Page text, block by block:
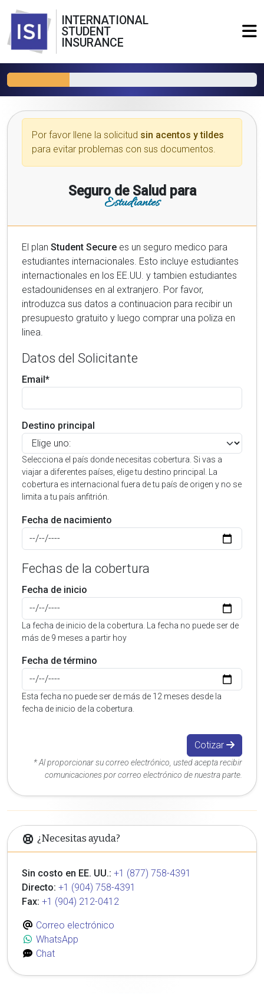
INTERNATIONAL
STUDENT
INSURANCE
Por favor llene la solicitud sin acentos y tildes
para evitar problemas con sus documentos.
Seguro de Salud para
Estudiantes
El plan Student Secure es un seguro medico para
estudiantes internacionales. Esto incluye estudiantes
internactionales en los EE.UU. y tambien estudiantes
estadounidenses en al extranjero. Por favor,
introduzca sus datos a continuacion para recibir un
presupuesto gratuito y luego comprar una poliza en
linea.
Datos del Solicitante
Email*
Destino principal
Selecciona el país donde necesitas cobertura. Si vas a
viajar a diferentes países, elige tu destino principal. La
cobertura es internacional fuera de tu país de origen y no se
limita a tu país anfitrión.
Fecha de nacimiento
Fechas de la cobertura
Fecha de inicio
La fecha de inicio de la cobertura. La fecha no puede ser de
más de 9 meses a partir hoy
Fecha de término
Esta fecha no puede ser de más de 12 meses desde la
fecha de inicio de la cobertura.
Cotizar
* Al proporcionar su correo electrónico, usted acepta recibir
comunicaciones por correo electrónico de nuestra parte.
¿Necesitas ayuda?
Sin costo en EE. UU.: +1 (877) 758-4391
Directo: +1 (904) 758-4391
Fax: +1 (904) 212-0412
Correo electrónico
WhatsApp
Chat